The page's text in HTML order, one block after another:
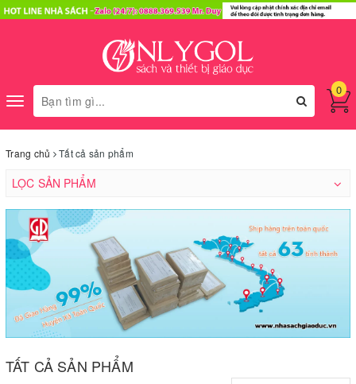
Toggle
navigation
0
Trang chủ Tất cả sản phẩm
LỌC SẢN PHẨM
TẤT CẢ SẢN PHẨM